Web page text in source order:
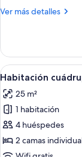
Ver más detalles
Más
Abrir
todas
las
fotos
de
Habitación
cuádruple
2
Habitación
25 m²
1 habitación
4 huéspedes
2 camas